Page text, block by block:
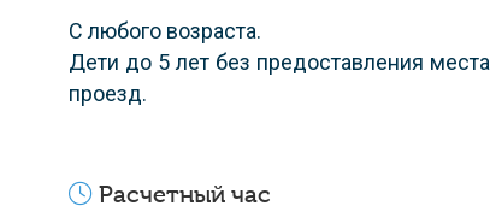
С любого возраста.
Дети до 5 лет без предоставления
проезд.
Расчетный час